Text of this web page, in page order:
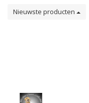
Nieuwste producten